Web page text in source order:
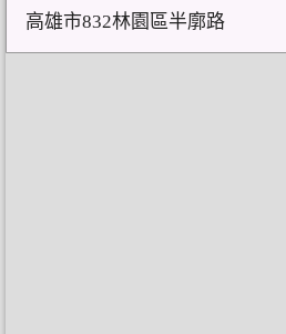
高雄市832林園區半廓路